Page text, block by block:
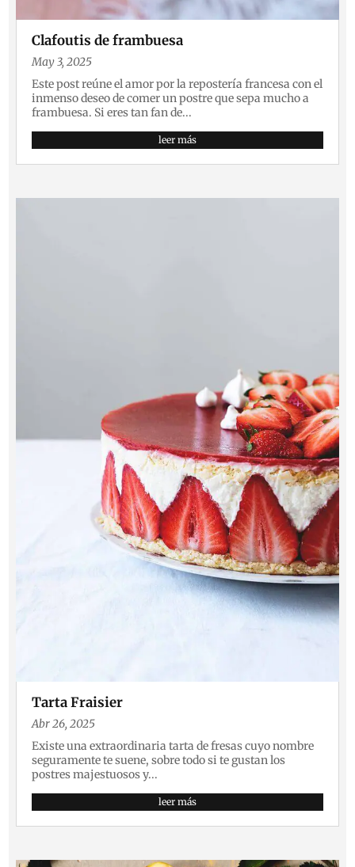
Clafoutis de frambuesa
May 3, 2025
Este post reúne el amor por la repostería francesa con el
inmenso deseo de comer un postre que sepa mucho a
frambuesa. Si eres tan fan de...
leer más
Tarta Fraisier
Abr 26, 2025
Existe una extraordinaria tarta de fresas cuyo nombre
seguramente te suene, sobre todo si te gustan los
postres majestuosos y...
leer más